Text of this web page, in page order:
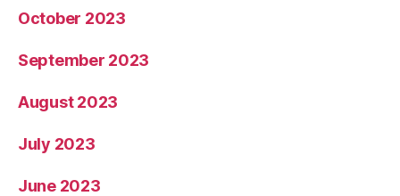
October 2023
September 2023
August 2023
July 2023
June 2023